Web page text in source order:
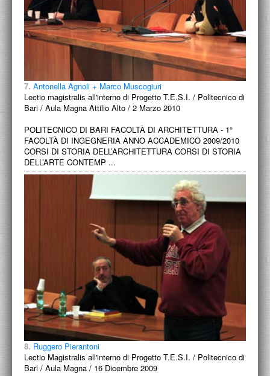
7. Antonella Agnoli + Marco Muscogiuri
Lectio magistralis all'interno di Progetto T.E.S.I. / Politecnico di
Bari / Aula Magna Attilio Alto / 2 Marzo 2010
POLITECNICO DI BARI FACOLTÀ DI ARCHITETTURA - 1°
FACOLTÀ DI INGEGNERIA ANNO ACCADEMICO 2009/2010
CORSI DI STORIA DELL’ARCHITETTURA CORSI DI STORIA
DELL’ARTE CONTEMP ...
8. Ruggero Pierantoni
Lectio Magistralis all'interno di Progetto T.E.S.I. / Politecnico di
Bari / Aula Magna / 16 Dicembre 2009